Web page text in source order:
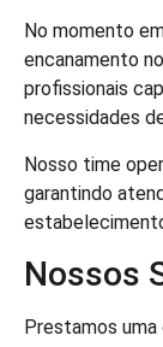
No momento
encanamento
profissionais
necessidades
Nosso time
garantindo
Nossos
Prestamos